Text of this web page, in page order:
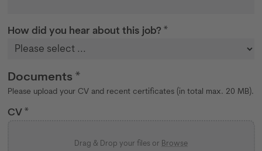
How did you hear about this job? *
Documents *
Please upload your CV and recent certificates (in total max. 20 MB).
CV *
Drag & Drop your files or Browse